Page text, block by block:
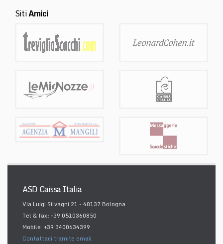
SitiAmici
ASD Caissa Italia
Via Luigi Silvagni 21 - 40137 Bologna
Tel & fax: +39 0510360850
Mobile: +39 3400634399
Contattaci tramite email